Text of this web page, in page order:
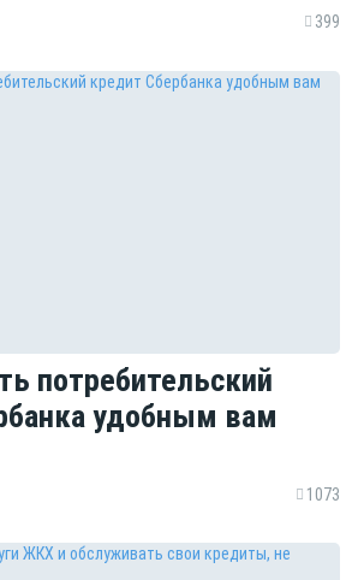
399
потребительский
удобным вам
1073